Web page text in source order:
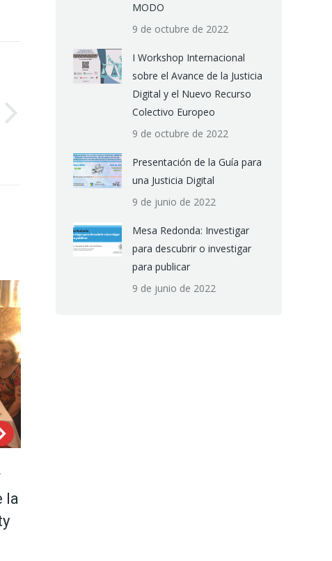
la
MODO
9 de octubre de 2022
I Workshop Internacional
sobre el Avance de la Justicia
Digital y el Nuevo Recurso
Colectivo Europeo
9 de octubre de 2022
Presentación de la Guía para
una Justicia Digital
9 de junio de 2022
Mesa Redonda: Investigar
para descubrir o investigar
para publicar
9 de junio de 2022